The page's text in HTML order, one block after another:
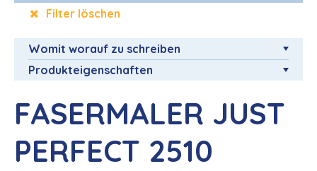
Filter löschen
Womit worauf zu schreiben
Produkteigenschaften
FASERMALER JUST
PERFECT 2510